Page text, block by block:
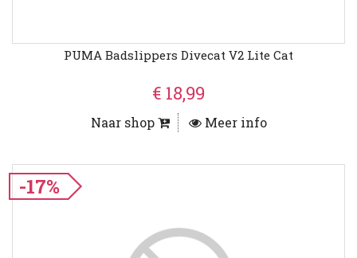
PUMA Badslippers Divecat V2 Lite Cat
€ 18,99
Naar shop Meer info
-17%